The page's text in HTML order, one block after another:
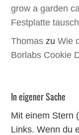
grow a garden
Festplatte
Thomas zuWie
Borlabs Cookie
In eigener Sache
Mit einem Stern
Links. Wenn du